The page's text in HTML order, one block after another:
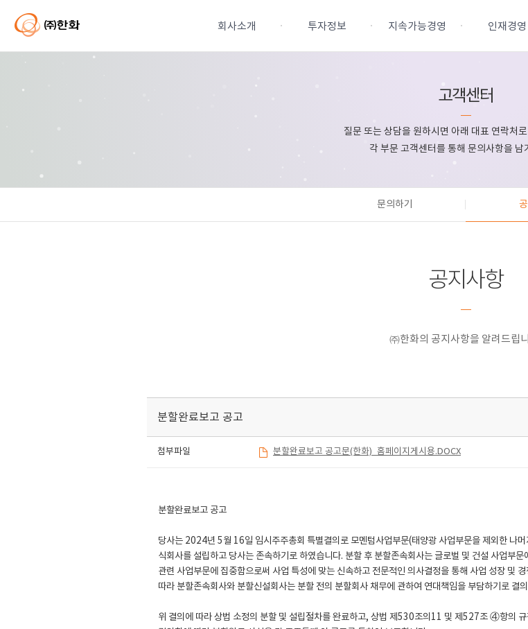
회사소개 투자정보 지속가능경영
지속가능경영
안전환경보건경영
사회공헌
인권경영
인재경영
인재상
채용전형
고객센터
질문 또는 상담을 원하시면 아래 대표 연락처
각 부문 고객센터를 통해 문의사항을 남
문의하기
공지사항
㈜한화의 공지사항을 알려드립
분할완료보고 공고
첨부파일 분할완료보고 공고문(한화)_홈페이지게시용.DOCX
분할완료보고 공고
당사는 2024년 5월 16일 임시주주총회 특별결의로 모멘텀사업부문(태양광 사업부문을 제외한 나
식회사를 설립하고 당사는 존속하기로 하였습니다. 분할 후 분할존속회사는 글로벌 및 건설 사업부
관련 사업부문에 집중함으로써 사업 특성에 맞는 신속하고 전문적인 의사결정을 통해 사업 성장 및
따라 분할존속회사와 분할신설회사는 분할 전의 분할회사 채무에 관하여 연대책임을 부담하기로 결
위 결의에 따라 상법 소정의 분할 및 설립절차를 완료하고, 상법 제530조의11 및 제527조 ④항의